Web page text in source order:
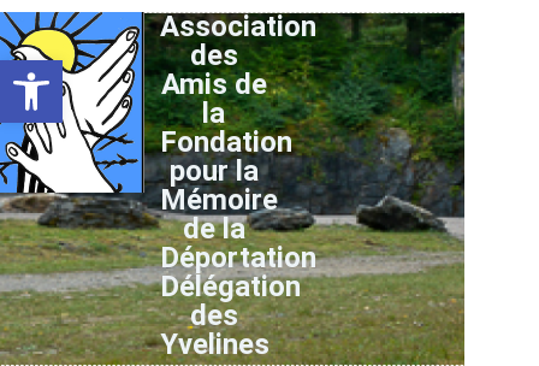
Ouvrir la barre d’outils
Association
des
Amis de
la
Fondation
pour la
Mémoire
de la
Déportation
Délégation
des
Yvelines